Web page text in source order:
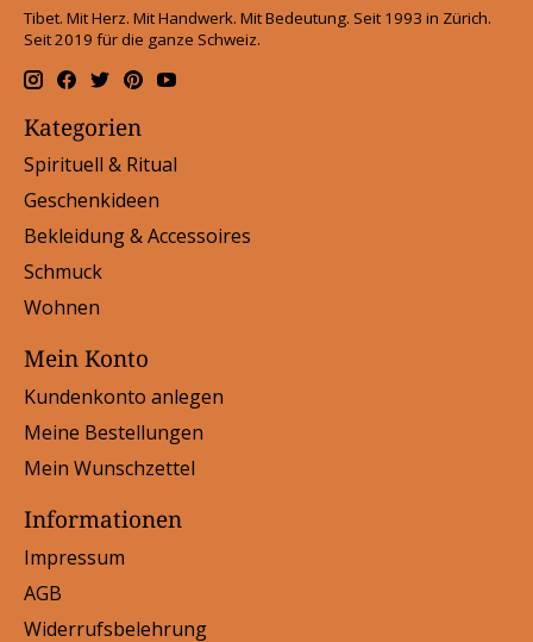
Tibet. Mit Herz. Mit Handwerk. Mit Bedeutung. Seit 1993 in Zürich.
Seit 2019 für die ganze Schweiz.
Kategorien
Spirituell & Ritual
Geschenkideen
Bekleidung & Accessoires
Schmuck
Wohnen
Mein Konto
Kundenkonto anlegen
Meine Bestellungen
Mein Wunschzettel
Informationen
Impressum
AGB
Widerrufsbelehrung